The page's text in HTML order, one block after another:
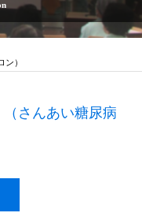
）
（さんあい糖尿病